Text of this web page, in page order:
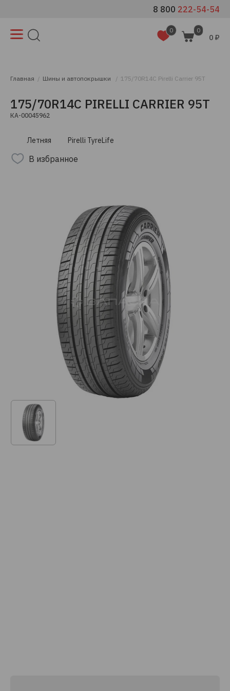
8 800 222-54-54
0 0
0 ₽
Главная Шины и автопокрышки 175/70R14C Pirelli Carrier 95T
175/70R14C PIRELLI CARRIER 95T
КА-00045962
Летняя Pirelli TyreLife
В избранное